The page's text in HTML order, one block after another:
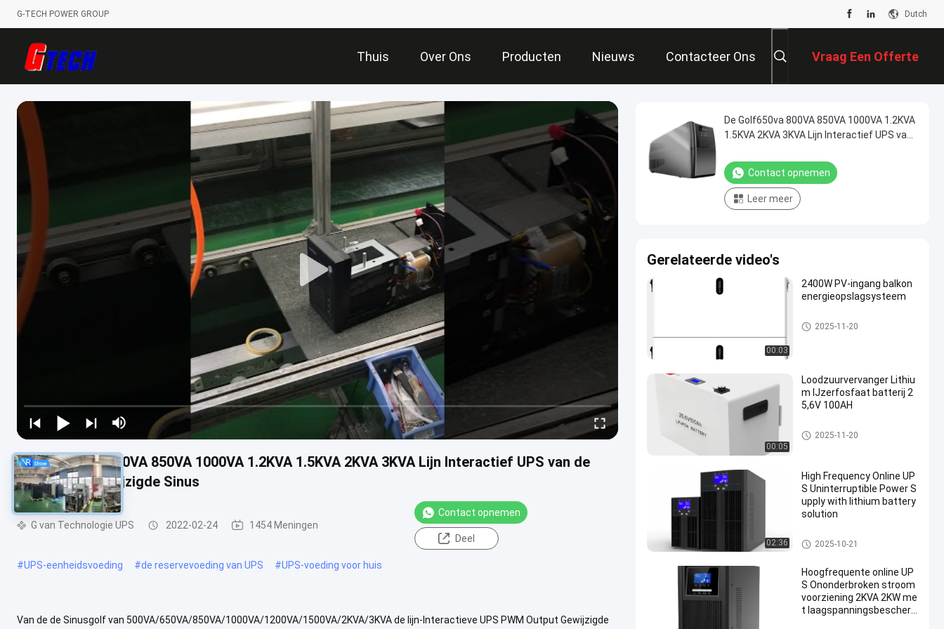
G-TECH POWER GROUP Dutch
Thuis Over Ons Producten Nieuws Contacteer Ons Vraag Een Offerte
Aan
De Golf650va 800VA 850VA 1000VA 1.2KVA 1.5KVA 2KVA 3KVA Lijn Interactief UPS van de
enige Fase Gewijzigde Sinus
G van Technologie UPS 2022-02-24 1454 Meningen
Contact opnemen
Deel
#UPS-eenheidsvoeding #de reservevoeding van UPS #UPS-voeding voor huis
Van de de Sinusgolf van 500VA/650VA/850VA/1000VA/1200VA/1500VA/2KVA/3KVA de lijn-Interactieve UPS PWM Output Gewijzigde
De Golf650va 800VA 850VA 1000VA 1.2KVA
1.5KVA 2KVA 3KVA Lijn Interactief UPS van
Contact opnemen
Leer meer
Gerelateerde video's
00:03
2400W PV-ingang balkon
energieopslagsysteem
G van Technologie UPS
2025-11-20
00:05
Loodzuurvervanger Lithiu
m IJzerfosfaat batterij 2
5,6V 100AH
G van Technologie UPS
2025-11-20
02:36
High Frequency Online UP
S Uninterruptible Power S
upply with lithium battery
solution
G van Technologie UPS
2025-10-21
Hoogfrequente online UP
S Ononderbroken stroom
voorziening 2KVA 2KW me
t laagspanningsbescher